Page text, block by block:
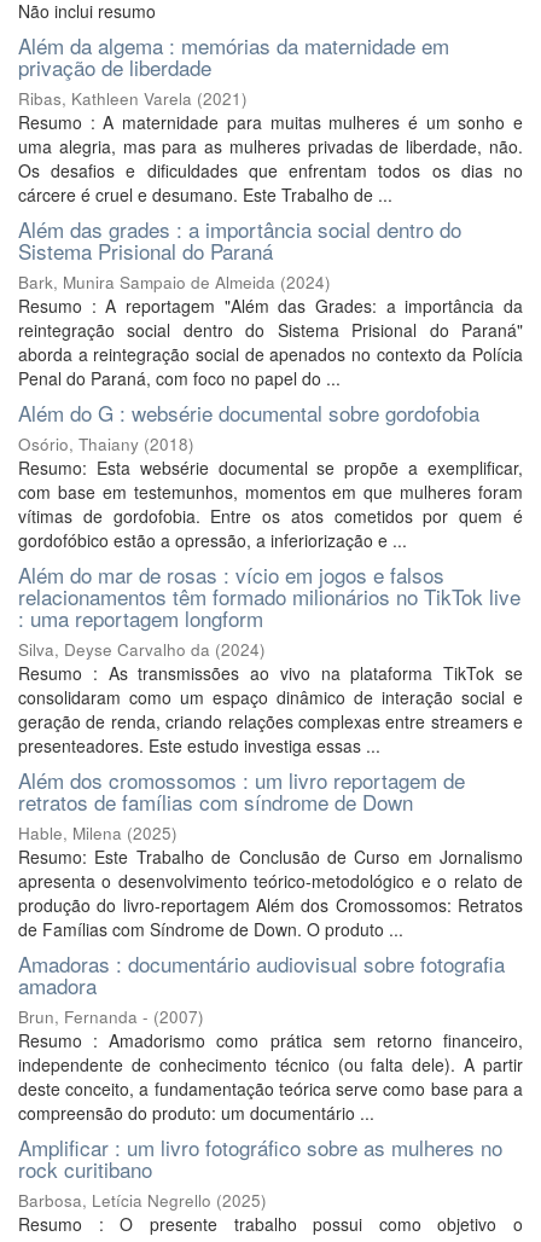
Não inclui resumo
Além da algema : memórias da maternidade em
privação de liberdade
Ribas, Kathleen Varela (2021)
Resumo : A maternidade para muitas mulheres é um sonho e
uma alegria, mas para as mulheres privadas de liberdade, não.
Os desafios e dificuldades que enfrentam todos os dias no
cárcere é cruel e desumano. Este Trabalho de ...
Além das grades : a importância social dentro do
Sistema Prisional do Paraná
Bark, Munira Sampaio de Almeida (2024)
Resumo : A reportagem "Além das Grades: a importância da
reintegração social dentro do Sistema Prisional do Paraná"
aborda a reintegração social de apenados no contexto da Polícia
Penal do Paraná, com foco no papel do ...
Além do G : websérie documental sobre gordofobia
Osório, Thaiany (2018)
Resumo: Esta websérie documental se propõe a exemplificar,
com base em testemunhos, momentos em que mulheres foram
vítimas de gordofobia. Entre os atos cometidos por quem é
gordofóbico estão a opressão, a inferiorização e ...
Além do mar de rosas : vício em jogos e falsos
relacionamentos têm formado milionários no TikTok live
: uma reportagem longform
Silva, Deyse Carvalho da (2024)
Resumo : As transmissões ao vivo na plataforma TikTok se
consolidaram como um espaço dinâmico de interação social e
geração de renda, criando relações complexas entre streamers e
presenteadores. Este estudo investiga essas ...
Além dos cromossomos : um livro reportagem de
retratos de famílias com síndrome de Down
Hable, Milena (2025)
Resumo: Este Trabalho de Conclusão de Curso em Jornalismo
apresenta o desenvolvimento teórico-metodológico e o relato de
produção do livro-reportagem Além dos Cromossomos: Retratos
de Famílias com Síndrome de Down. O produto ...
Amadoras : documentário audiovisual sobre fotografia
amadora
Brun, Fernanda - (2007)
Resumo : Amadorismo como prática sem retorno financeiro,
independente de conhecimento técnico (ou falta dele). A partir
deste conceito, a fundamentação teórica serve como base para a
compreensão do produto: um documentário ...
Amplificar : um livro fotográfico sobre as mulheres no
rock curitibano
Barbosa, Letícia Negrello (2025)
Resumo : O presente trabalho possui como objetivo o